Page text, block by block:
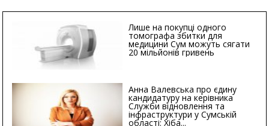
Лише на покупці одного
томографа збитки для
медицини Сум можуть сягати
20 мільйонів гривень
Анна Валевська про єдину
кандидатуру на керівника
Служби відновлення та
інфраструктури у Сумській
області: Хіба...